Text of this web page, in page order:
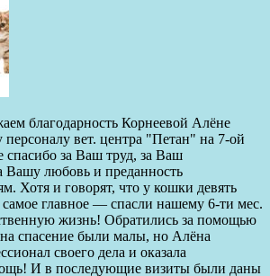
благодарность Корнеевой Алёне
персоналу вет. центра "Петан" на 7-ой
за Ваш труд, за Ваш
Вашу любовь и преданность
Хотя и говорят, что у кошки девять
главное — спасли нашему 6-ти мес.
жизнь! Обратились за помощью
спасение были малы, но Алёна
своего дела и оказала
И в последующие визиты были даны